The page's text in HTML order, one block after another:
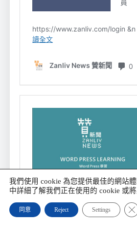
我們使用 cookie 為您提供最佳的網站
中詳細了解我們正在使用的 cookie 或將
同意 Reject Settings